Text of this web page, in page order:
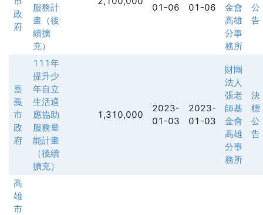
政
府
服務計
畫（後
續擴
充）
01-06
01-06
金會
高雄
分事
務所
公
告
嘉
義
市
政
府
111年
提升少
年自立
生活適
應協助
服務量
能計畫
（後續
擴充）
1,310,000
2023-
01-03
2023-
01-03
財團
法人
張老
師基
金會
高雄
分事
務所
決
標
公
告
高
雄
市